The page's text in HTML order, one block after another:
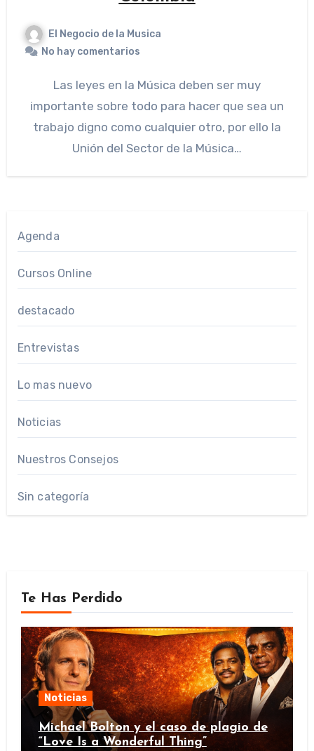
El Negocio de la Musica
No hay comentarios
Las leyes en la Música deben ser muy
importante sobre todo para hacer que sea un
trabajo digno como cualquier otro, por ello la
Unión del Sector de la Música…
Agenda
Cursos Online
destacado
Entrevistas
Lo mas nuevo
Noticias
Nuestros Consejos
Sin categoría
Te Has Perdido
Noticias
Michael Bolton y el caso de plagio de
“Love Is a Wonderful Thing”